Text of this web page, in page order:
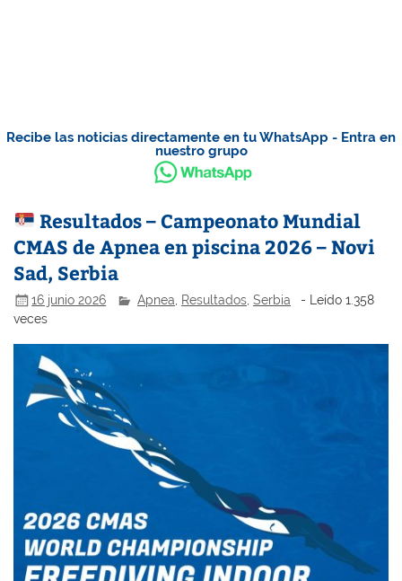
Recibe las noticias directamente en tu WhatsApp - Entra en
nuestro grupo
Resultados – Campeonato Mundial
CMAS de Apnea en piscina 2026 – Novi
Sad, Serbia
16 junio 2026 Apnea Resultados ,Serbia
- Leído 1.358
veces